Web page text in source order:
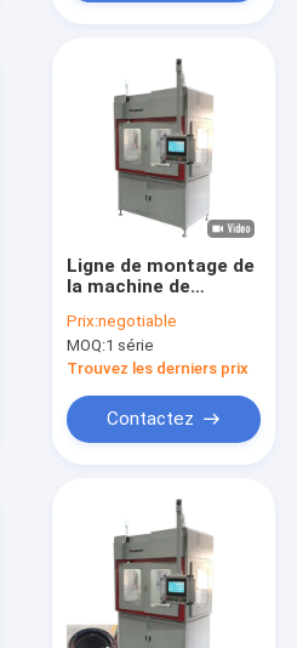
Ligne de montage de
la machine de
stator à découpe
plate à commande
servo
Prix:negotiable
MOQ:1 série
Trouvez les derniers prix
Contactez